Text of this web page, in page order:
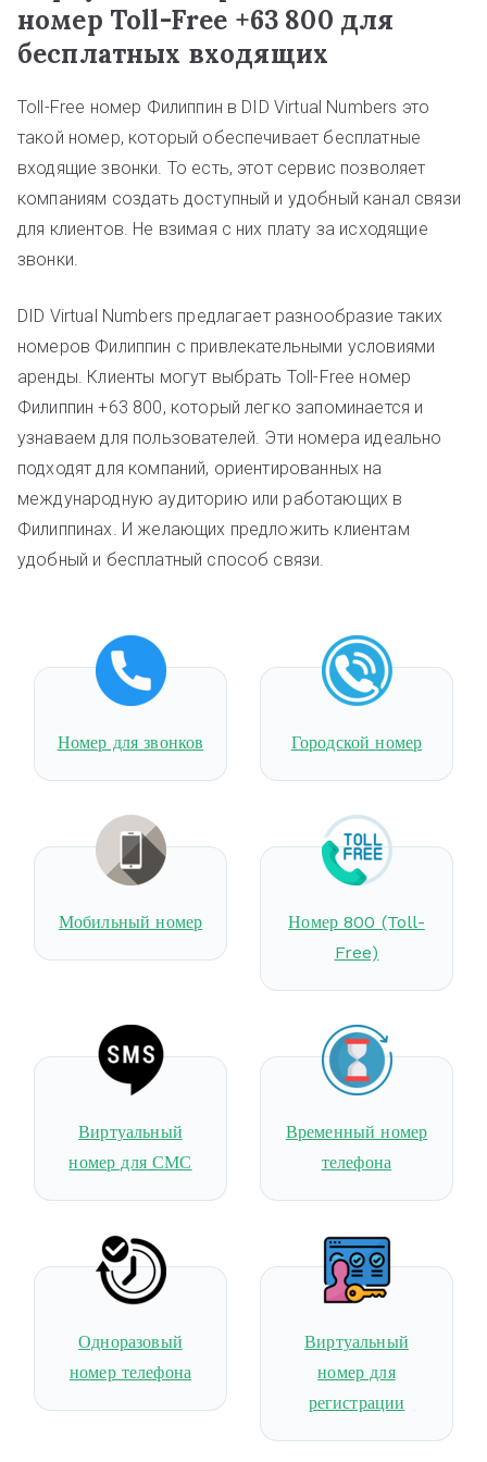
номер Toll-Free +63 800 для
бесплатных входящих
Toll-Free номер Филиппин в DID Virtual Numbers это
такой номер, который обеспечивает бесплатные
входящие звонки. То есть, этот сервис позволяет
компаниям создать доступный и удобный канал связи
для клиентов. Не взимая с них плату за исходящие
звонки.
DID Virtual Numbers предлагает разнообразие таких
номеров Филиппин с привлекательными условиями
аренды. Клиенты могут выбрать Toll-Free номер
Филиппин +63 800, который легко запоминается и
узнаваем для пользователей. Эти номера идеально
подходят для компаний, ориентированных на
международную аудиторию или работающих в
Филиппинах. И желающих предложить клиентам
удобный и бесплатный способ связи.
Номер для звонков Городской номер
Мобильный номер
Номер 800 (Toll-
Free)
Виртуальный
номер для СМС
Временный номер
телефона
Одноразовый
номер телефона
Виртуальный
номер для
регистрации